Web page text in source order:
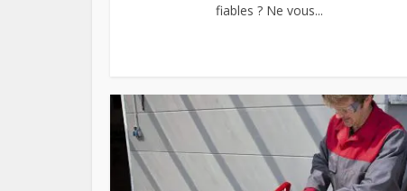
fiables ? Ne vous...